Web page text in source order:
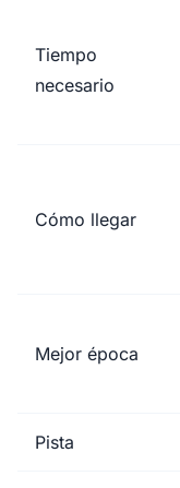
Tiempo
necesario
Cómo llegar
Mejor época
Pista